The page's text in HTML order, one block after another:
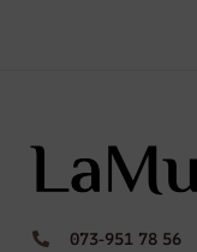
073-951 78 56